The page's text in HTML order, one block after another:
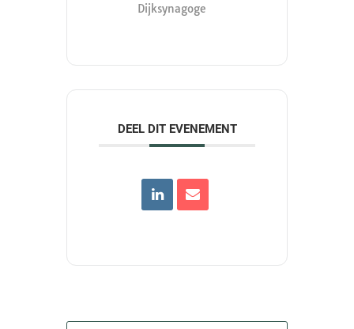
Dijksynagoge
DEEL DIT EVENEMENT